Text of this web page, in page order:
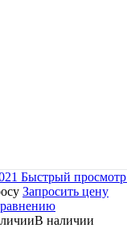
Быстрый просмотр
Запросить цену
В наличии